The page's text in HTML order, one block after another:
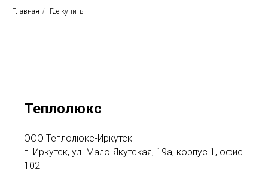
Главная / Где купить
Теплолюкс
ООО Теплолюкс-Иркутск
г. Иркутск, ул. Мало-Якутская, 19а, корпус 1, офис
102